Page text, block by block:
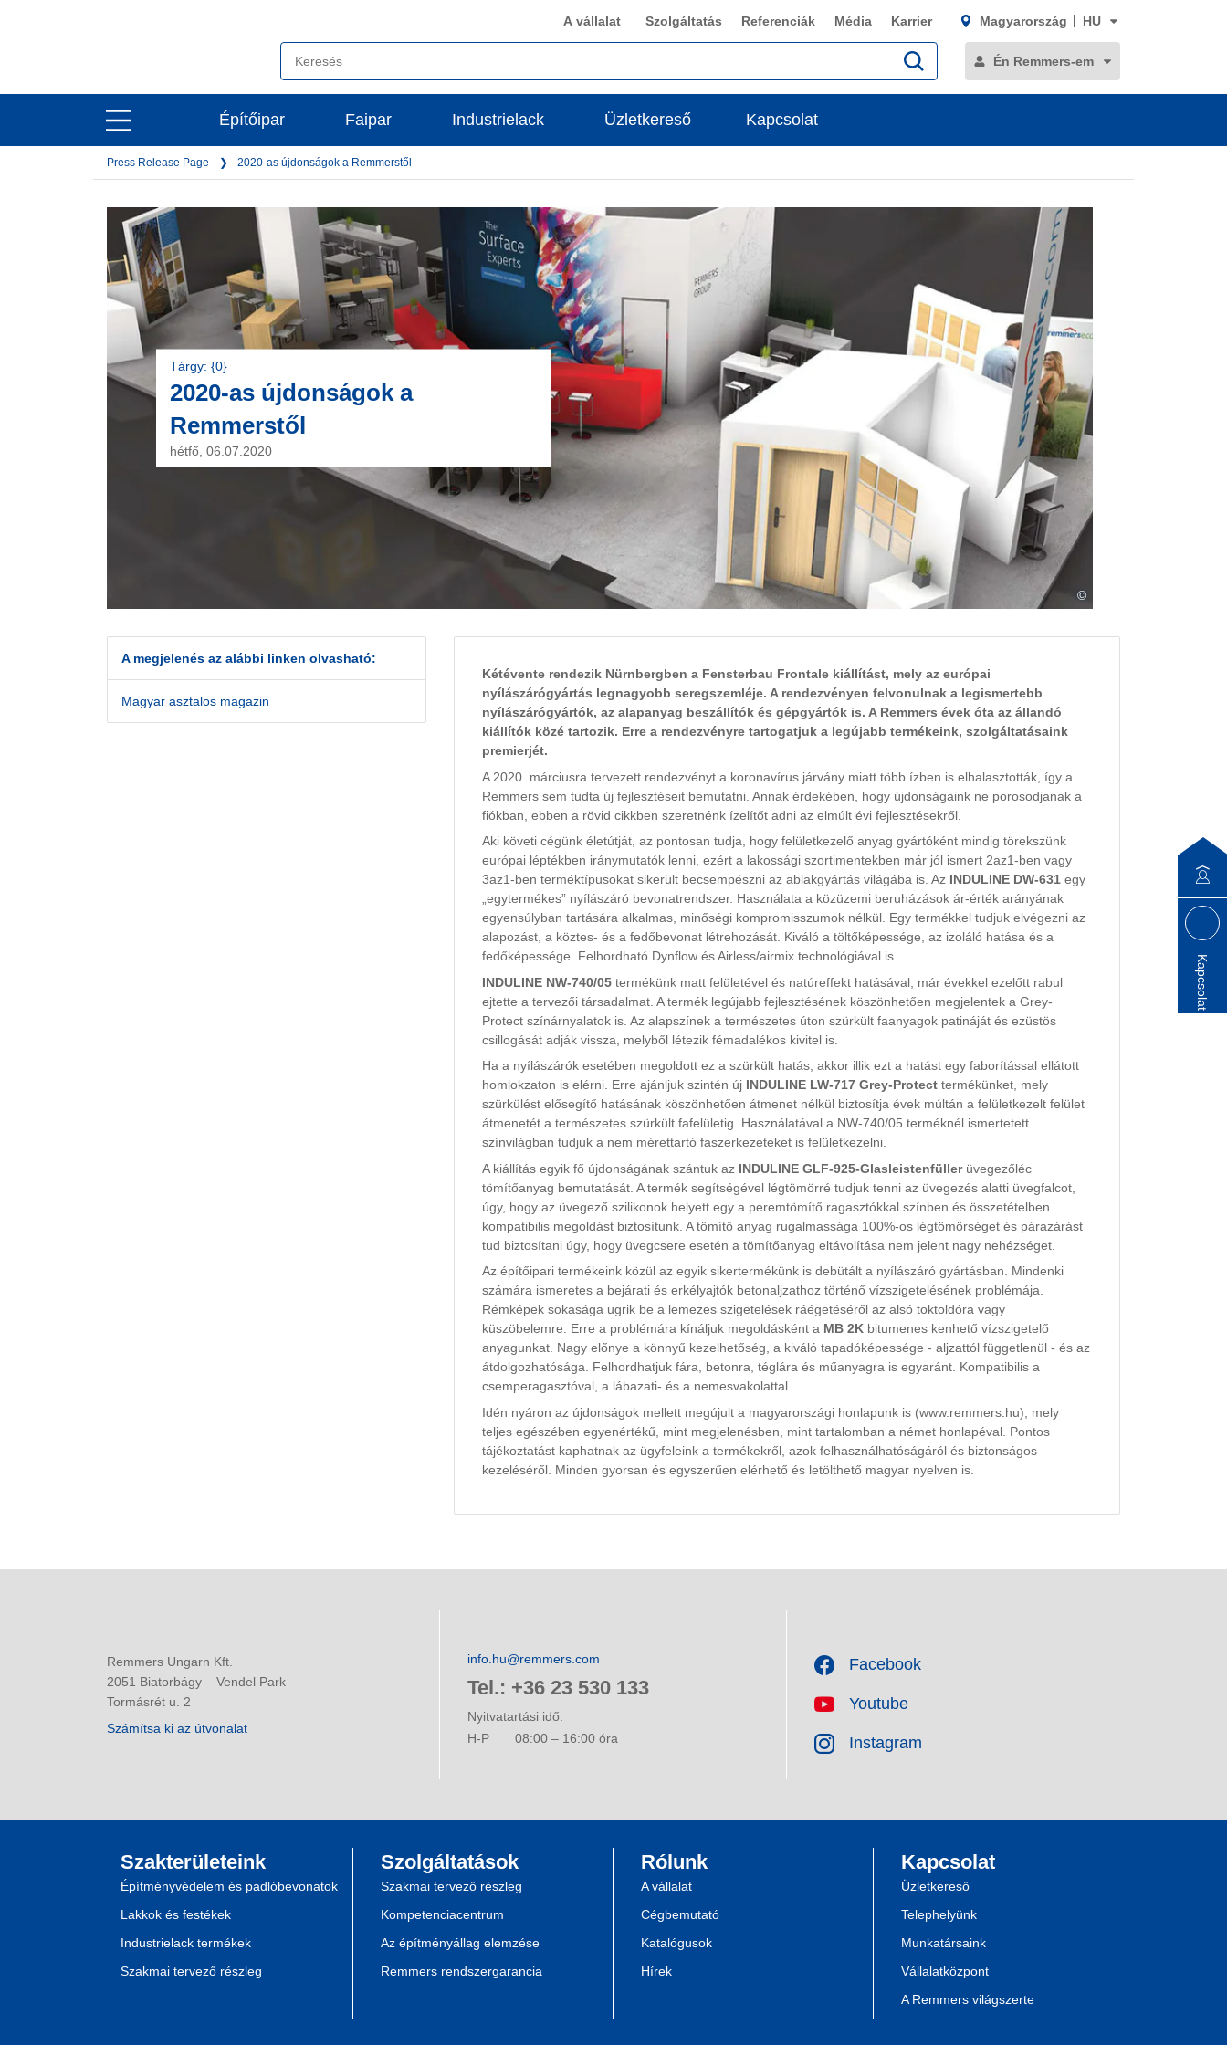
open
main
navigation
A vállalat Szolgáltatás Referenciák Média Karrier Magyarország HU
Én Remmers-em
open
main
Építőipar Faipar Industrielack Üzletkereső Kapcsolat
Press Release Page 2020-as újdonságok a Remmerstől
©
Tárgy: {0}
2020-as újdonságok a
Remmerstől
hétfő, 06.07.2020
A megjelenés az alábbi linken olvasható:
Magyar asztalos magazin
Kétévente rendezik Nürnbergben a Fensterbau Frontale kiállítást, mely az európai
nyílászárógyártás legnagyobb seregszemléje. A rendezvényen felvonulnak a legismertebb
nyílászárógyártók, az alapanyag beszállítók és gépgyártók is. A Remmers évek óta az állandó
kiállítók közé tartozik. Erre a rendezvényre tartogatjuk a legújabb termékeink, szolgáltatásaink
premierjét.
A 2020. márciusra tervezett rendezvényt a koronavírus járvány miatt több ízben is elhalasztották, így a
Remmers sem tudta új fejlesztéseit bemutatni. Annak érdekében, hogy újdonságaink ne porosodjanak a
fiókban, ebben a rövid cikkben szeretnénk ízelítőt adni az elmúlt évi fejlesztésekről.
Aki követi cégünk életútját, az pontosan tudja, hogy felületkezelő anyag gyártóként mindig törekszünk
európai léptékben iránymutatók lenni, ezért a lakossági szortimentekben már jól ismert 2az1-ben vagy
3az1-ben terméktípusokat sikerült becsempészni az ablakgyártás világába is. Az INDULINE DW-631 egy
„egytermékes” nyílászáró bevonatrendszer. Használata a közüzemi beruházások ár-érték arányának
egyensúlyban tartására alkalmas, minőségi kompromisszumok nélkül. Egy termékkel tudjuk elvégezni az
alapozást, a köztes- és a fedőbevonat létrehozását. Kiváló a töltőképessége, az izoláló hatása és a
fedőképessége. Felhordható Dynflow és Airless/airmix technológiával is.
INDULINE NW-740/05 termékünk matt felületével és natúreffekt hatásával, már évekkel ezelőtt rabul
ejtette a tervezői társadalmat. A termék legújabb fejlesztésének köszönhetően megjelentek a Grey-
Protect színárnyalatok is. Az alapszínek a természetes úton szürkült faanyagok patináját és ezüstös
csillogását adják vissza, melyből létezik fémadalékos kivitel is.
Ha a nyílászárók esetében megoldott ez a szürkült hatás, akkor illik ezt a hatást egy faborítással ellátott
homlokzaton is elérni. Erre ajánljuk szintén új INDULINE LW-717 Grey-Protect termékünket, mely
szürkülést elősegítő hatásának köszönhetően átmenet nélkül biztosítja évek múltán a felületkezelt felület
átmenetét a természetes szürkült fafelületig. Használatával a NW-740/05 terméknél ismertetett
színvilágban tudjuk a nem mérettartó faszerkezeteket is felületkezelni.
A kiállítás egyik fő újdonságának szántuk az INDULINE GLF-925-Glasleistenfüllerüvegezőléc
tömítőanyag bemutatását. A termék segítségével légtömörré tudjuk tenni az üvegezés alatti üvegfalcot,
úgy, hogy az üvegező szilikonok helyett egy a peremtömítő ragasztókkal színben és összetételben
kompatibilis megoldást biztosítunk. A tömítő anyag rugalmassága 100%-os légtömörséget és párazárást
tud biztosítani úgy, hogy üvegcsere esetén a tömítőanyag eltávolítása nem jelent nagy nehézséget.
Az építőipari termékeink közül az egyik sikertermékünk is debütált a nyílászáró gyártásban. Mindenki
számára ismeretes a bejárati és erkélyajtók betonaljzathoz történő vízszigetelésének problémája.
Rémképek sokasága ugrik be a lemezes szigetelések ráégetéséről az alsó toktoldóra vagy
küszöbelemre. Erre a problémára kínáljuk megoldásként a MB 2K bitumenes kenhető vízszigetelő
anyagunkat. Nagy előnye a könnyű kezelhetőség, a kiváló tapadóképessége - aljzattól függetlenül - és az
átdolgozhatósága. Felhordhatjuk fára, betonra, téglára és műanyagra is egyaránt. Kompatibilis a
csemperagasztóval, a lábazati- és a nemesvakolattal.
Idén nyáron az újdonságok mellett megújult a magyarországi honlapunk is (www.remmers.hu), mely
teljes egészében egyenértékű, mint megjelenésben, mint tartalomban a német honlapéval. Pontos
tájékoztatást kaphatnak az ügyfeleink a termékekről, azok felhasználhatóságáról és biztonságos
kezeléséről. Minden gyorsan és egyszerűen elérhető és letölthető magyar nyelven is.
Remmers Ungarn Kft.
2051 Biatorbágy – Vendel Park
Tormásrét u. 2
Számítsa ki az útvonalat
info.hu@remmers.com
Tel.: +36 23 530 133
Nyitvatartási idő:
H-P
08:00 – 16:00 óra
Facebook
Youtube
Instagram
Szakterületeink
Építményvédelem és padlóbevonatok
Lakkok és festékek
Industrielack termékek
Szakmai tervező részleg
Szolgáltatások
Szakmai tervező részleg
Kompetenciacentrum
Az építményállag elemzése
Remmers rendszergarancia
Rólunk
A vállalat
Cégbemutató
Katalógusok
Hírek
Kapcsolat
Üzletkereső
Telephelyünk
Munkatársaink
Vállalatközpont
A Remmers világszerte
Kapcsolat